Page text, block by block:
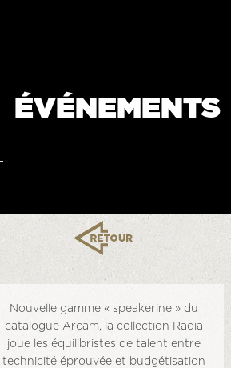
ÉVÉNEMENTS
Nouvelle gamme « speakerine » du
catalogue Arcam, la collection Radia
joue les équilibristes de talent entre
technicité éprouvée et budgétisation